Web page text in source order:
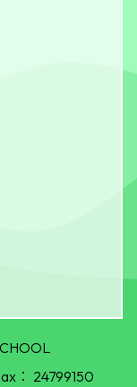
： 24799150